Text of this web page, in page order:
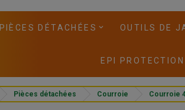
PIÈCES DÉTACHÉES OUTILS DE
EPI
Pièces détachées Courroie Courroie